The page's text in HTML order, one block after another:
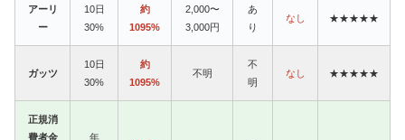
アーリ
ー
10日
30%
約
1095%
2,000〜
3,000円
あ
り
なし ★★★★★
ガッツ
10日
30%
約
1095%
不明
不
明
なし ★★★★★
正規消
費者金
年